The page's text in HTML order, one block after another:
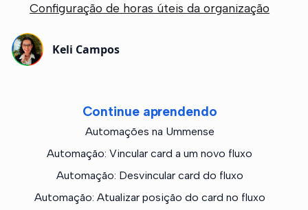
Continue aprendendo
Automações na Ummense
Automação: Vincular card a um novo fluxo
Automação: Desvincular card do fluxo
Automação: Atualizar posição do card no fluxo
Configuração de horas úteis da organização
Keli Campos